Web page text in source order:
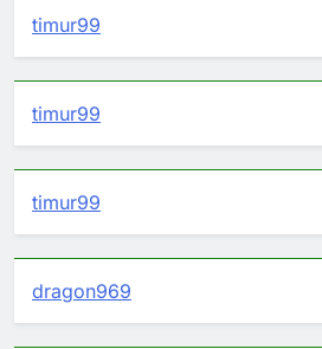
timur99
timur99
timur99
dragon969